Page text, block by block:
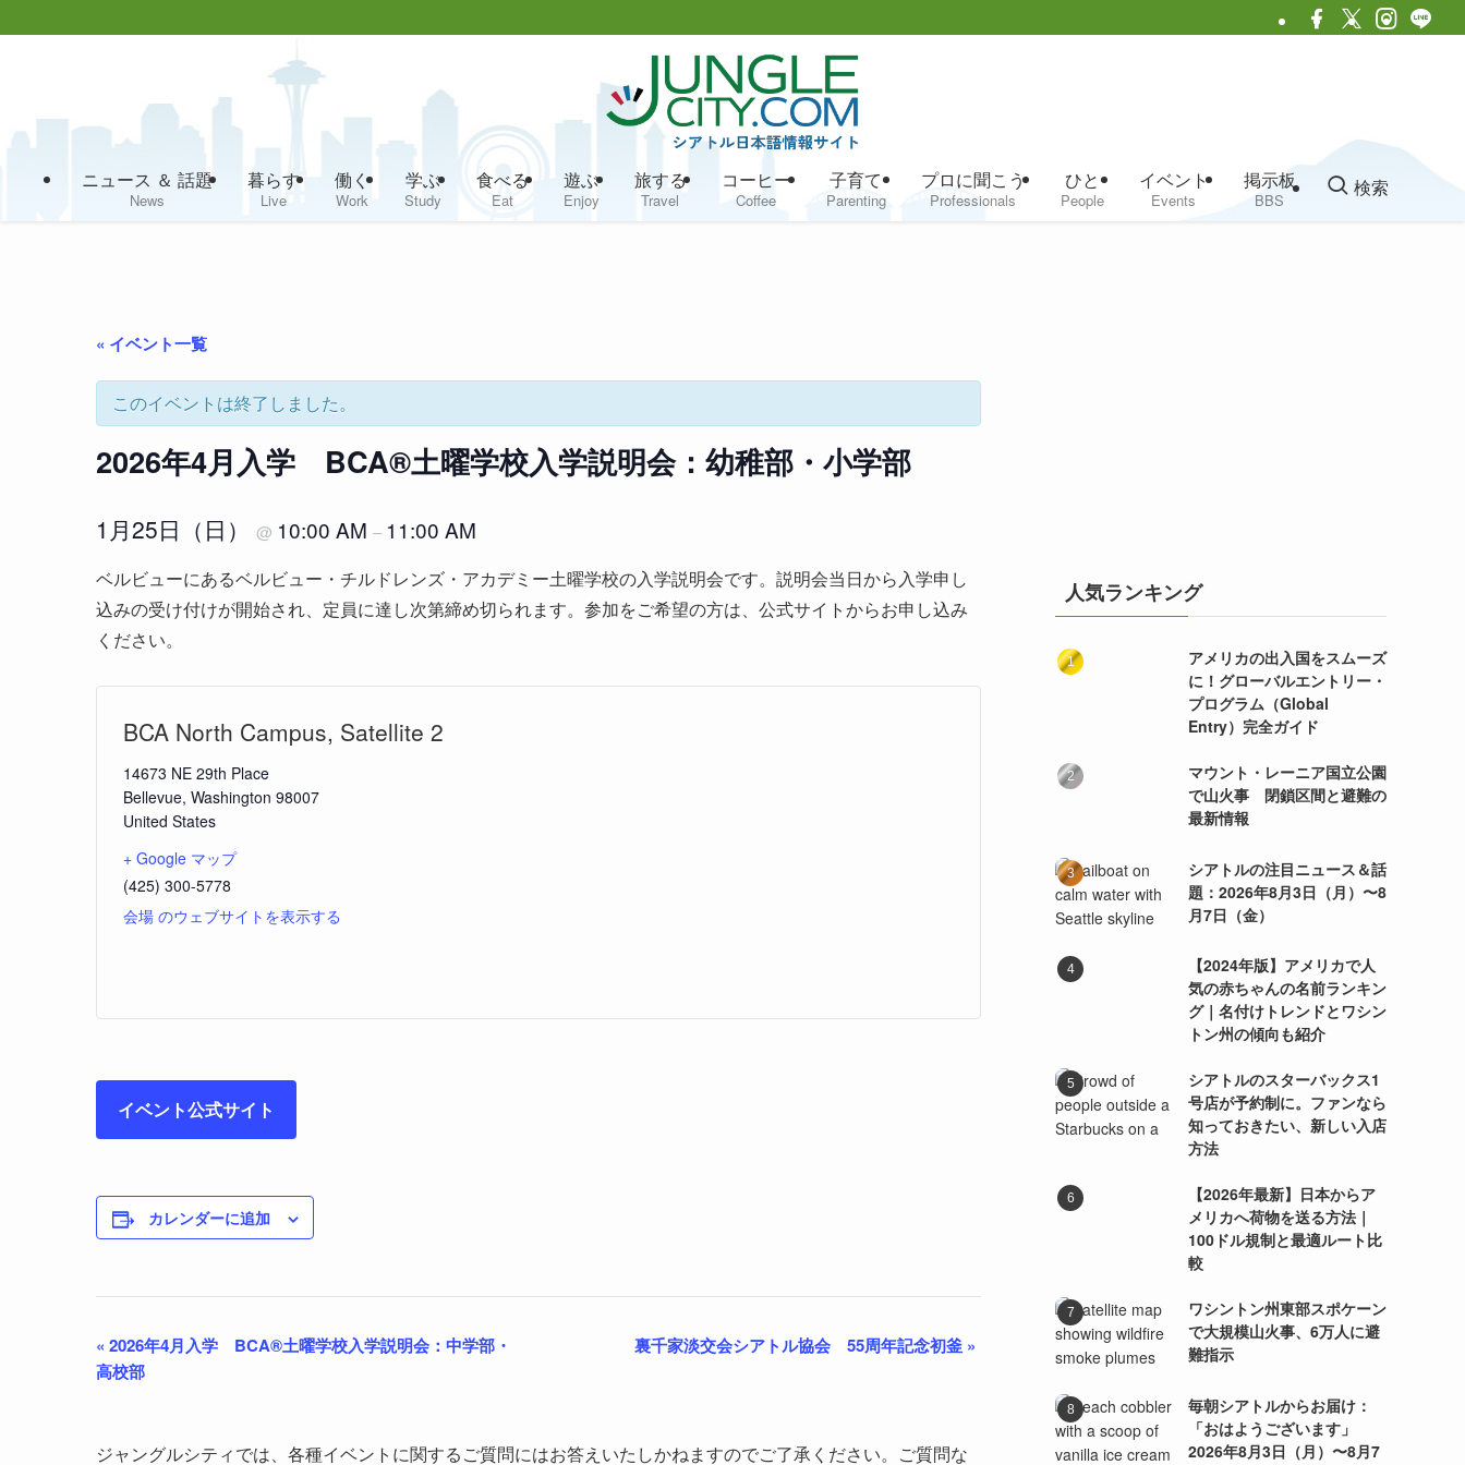
ニュース ＆ 話題
News
暮らす
Live
働く
Work
学ぶ
Study
食べる
Eat
遊ぶ
Enjoy
旅する
Travel
コーヒー
Coffee
子育て
Parenting
プロに聞こう
Professionals
ひと
People
イベント
Events
掲示板
BBS
検索
« イベント一覧
このイベントは終了しました。
2026年4月入学 BCA®土曜学校入学説明会：幼稚部・小学部
1月25日（日） @ 10:00 AM – 11:00 AM
ベルビューにあるベルビュー・チルドレンズ・アカデミー土曜学校の入学説明会です。説明会当日から入学申し
込みの受け付けが開始され、定員に達し次第締め切られます。参加をご希望の方は、公式サイトからお申し込み
ください。
BCA North Campus, Satellite 2
14673 NE 29th Place
Bellevue, Washington 98007
United States
+ Google マップ
(425) 300-5778
会場 のウェブサイトを表示する
イベント公式サイト
カレンダーに追加
« 2026年4月入学 BCA®土曜学校入学説明会：中学部・
高校部
裏千家淡交会シアトル協会 55周年記念初釜 »
ジャングルシティでは、各種イベントに関するご質問にはお答えいたしかねますのでご了承ください。ご質問な
人気ランキング
アメリカの出入国をスムーズ
に！グローバルエントリー・
プログラム（Global
Entry）完全ガイド
マウント・レーニア国立公園
で山火事 閉鎖区間と避難の
最新情報
シアトルの注目ニュース＆話
題：2026年8月3日（月）〜8
月7日（金）
【2024年版】アメリカで人
気の赤ちゃんの名前ランキン
グ｜名付けトレンドとワシン
トン州の傾向も紹介
シアトルのスターバックス1
号店が予約制に。ファンなら
知っておきたい、新しい入店
方法
【2026年最新】日本からア
メリカへ荷物を送る方法｜
100ドル規制と最適ルート比
較
ワシントン州東部スポケーン
で大規模山火事、6万人に避
難指示
毎朝シアトルからお届け：
「おはようございます」
2026年8月3日（月）〜8月7